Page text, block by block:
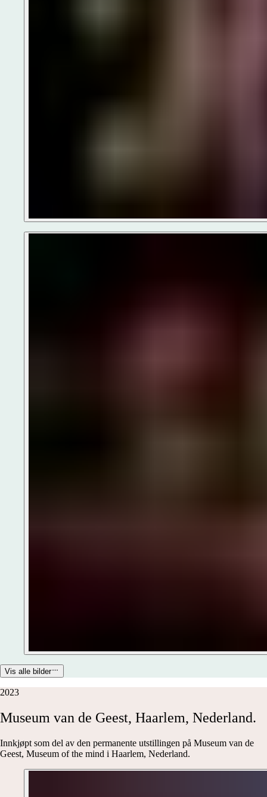
Vis alle bilder
2023
Museum van de Geest, Haarlem, Nederland.
Innkjøpt som del av den permanente utstillingen på Museum van de
Geest, Museum of the mind i Haarlem, Nederland.